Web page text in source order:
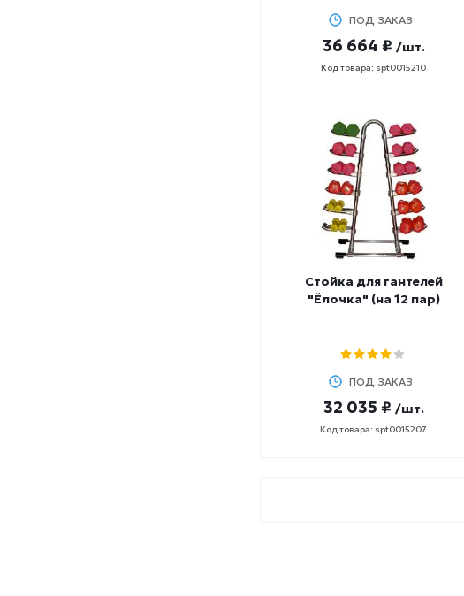
ПОД ЗАКАЗ
36 664 ₽ /шт.
Код товара: spt0015210
Стойка для гантелей
"Ёлочка" (на 12 пар)
ПОД ЗАКАЗ
32 035 ₽ /шт.
Код товара: spt0015207